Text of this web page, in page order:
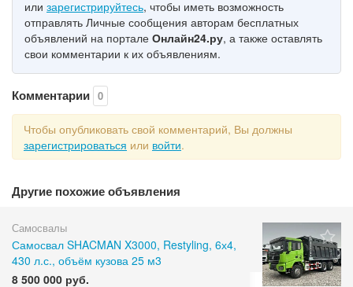
или зарегистрируйтесь, чтобы иметь возможность
отправлять Личные сообщения авторам бесплатных
объявлений на портале Онлайн24.ру, а также оставлять
свои комментарии к их объявлениям.
Комментарии 0
Чтобы опубликовать свой комментарий, Вы должны
зарегистрироваться или войти.
Другие похожие объявления
Самосвалы
Самосвал SHACMAN X3000, Restyling, 6х4,
430 л.с., объём кузова 25 м3
8 500 000 руб.